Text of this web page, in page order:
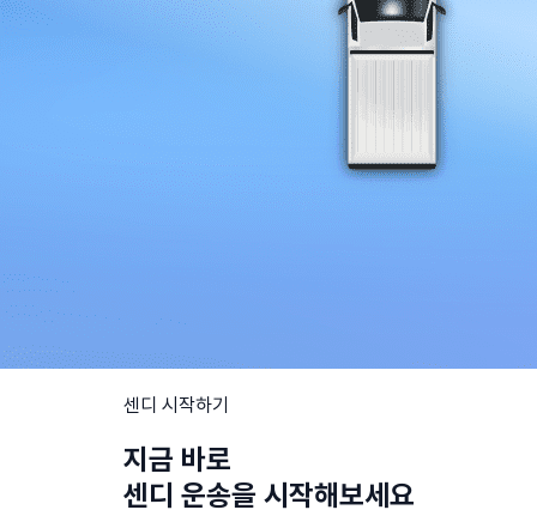
센디 시작하기
지금 바로
센디 운송을 시작해보세요